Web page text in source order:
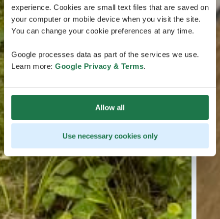
experience. Cookies are small text files that are saved on
your computer or mobile device when you visit the site.
You can change your cookie preferences at any time.
Google processes data as part of the services we use.
Learn more: Google Privacy & Terms.
Allow all
Use necessary cookies only